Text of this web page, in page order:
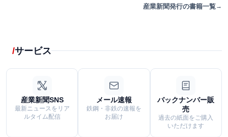
産業新聞発行の書籍一覧
サービス
産業新聞SNS
最新ニュースをリア
ルタイム配信
メール速報
鉄鋼・非鉄の速報を
お届け
バックナンバー販
売
過去の紙面をご購入
いただけます